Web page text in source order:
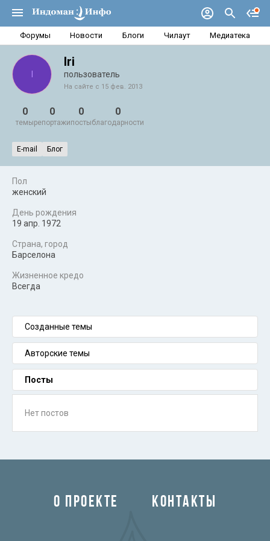
Форумы Новости Блоги Чилаут Медиатека
Iri
пользователь
На сайте с 15 фев. 2013
0
темы
0
репортажи
0
посты
0
благодарности
E-mail Блог
Пол
женский
День рождения
19 апр. 1972
Страна, город
Барселона
Жизненное кредо
Всегда
Созданные темы
Авторские темы
Посты
Нет постов
О ПРОЕКТЕ КОНТАКТЫ